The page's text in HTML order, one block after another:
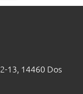
13, 14460 Dos